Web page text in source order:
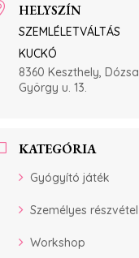
HELYSZÍN
SZEMLÉLETVÁLTÁS
KUCKÓ
8360 Keszthely, Dózsa
György u. 13.
KATEGÓRIA
Gyógyító játék
Személyes részvétel
Workshop